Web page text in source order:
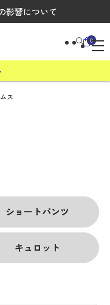
影響について
0
ス
ショートパンツ
キュロット